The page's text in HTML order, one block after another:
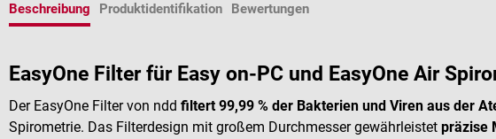
Beschreibung Produktidentifikation Bewertungen
EasyOne Filter für Easy on-PC und EasyOne Air
Der EasyOne Filter von ndd filtert 99,99 % der Bakterien und Viren aus der
Spirometrie. Das Filterdesign mit großem Durchmesser gewährleistet präzise